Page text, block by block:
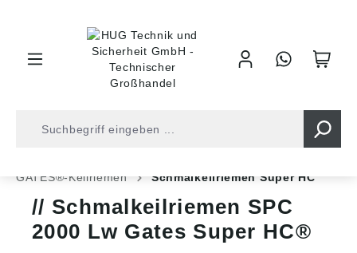
GATES®-Keilriemen
Schmalkeilriemen Super HC
Schmalkeilriemen SPC
2000 Lw Gates Super HC®